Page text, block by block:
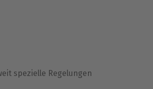
spezielle Regelungen